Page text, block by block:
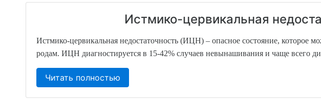
Истмико-цервикальная
Истмико-цервикальная недостаточность (ИЦН) – опасное состояние,
родам. ИЦН диагностируется в 15-42% случаев невынашивания и чаще всего
Читать полностью